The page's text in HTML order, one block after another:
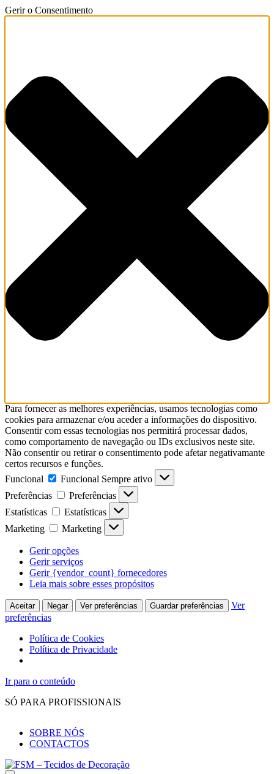
Gerir o Consentimento
Para fornecer as melhores experiências, usamos tecnologias como
cookies para armazenar e/ou aceder a informações do dispositivo.
Consentir com essas tecnologias nos permitirá processar dados,
como comportamento de navegação ou IDs exclusivos neste site.
Não consentir ou retirar o consentimento pode afetar negativamante
certos recursos e funções.
Funcional
Funcional Sempre ativo
Preferências
Preferências
Estatísticas
Estatísticas
Marketing
Marketing
Gerir opções
Gerir serviços
Gerir {vendor_count} fornecedores
Leia mais sobre esses propósitos
Aceitar Negar Ver preferências Guardar preferências
Ver
preferências
Política de Cookies
Política de Privacidade
Ir para o conteúdo
SÓ PARA PROFISSIONAIS
SOBRE NÓS
CONTACTOS